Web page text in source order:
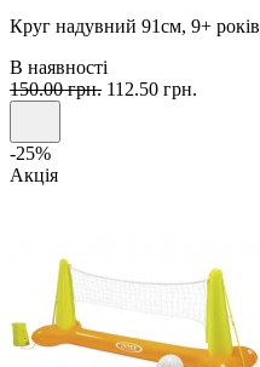
Круг надувний 91см, 9+ років
В наявності
150.00 грн. 112.50 грн.
-25%
Акція